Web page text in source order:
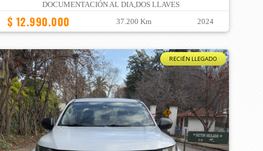
DOCUMENTACIÓN AL DIA,DOS LLAVES
$ 12.990.000 37.200 Km 2024
RECIÉN LLEGADO